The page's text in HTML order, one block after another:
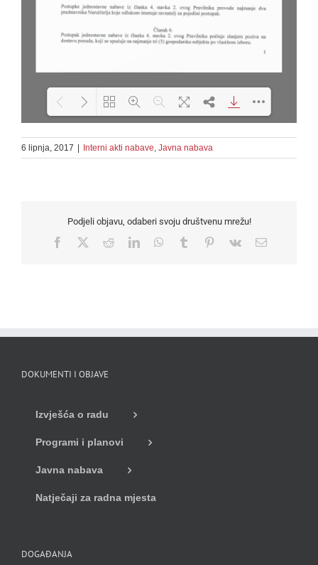
Loading PDF 131% ...
6 lipnja, 2017 Interni akti nabave, Javna nabava
Podjeli objavu, odaberi svoju društvenu mrežu!
Facebook RedditLinkedInWhatsApp
Tumblr Pinterest
Vk Email
DOKUMENTI I OBJAVE
Izvješća o radu
Programi i planovi
Javna nabava
Natječaji za radna mjesta
DOGAĐANJA